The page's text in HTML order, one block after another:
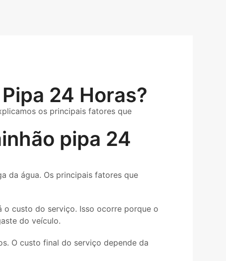
24 Horas?
os principais fatores que
pipa 24
da água. Os principais fatores que
o custo do serviço. Isso ocorre porque o
do veículo.
O custo final do serviço depende da